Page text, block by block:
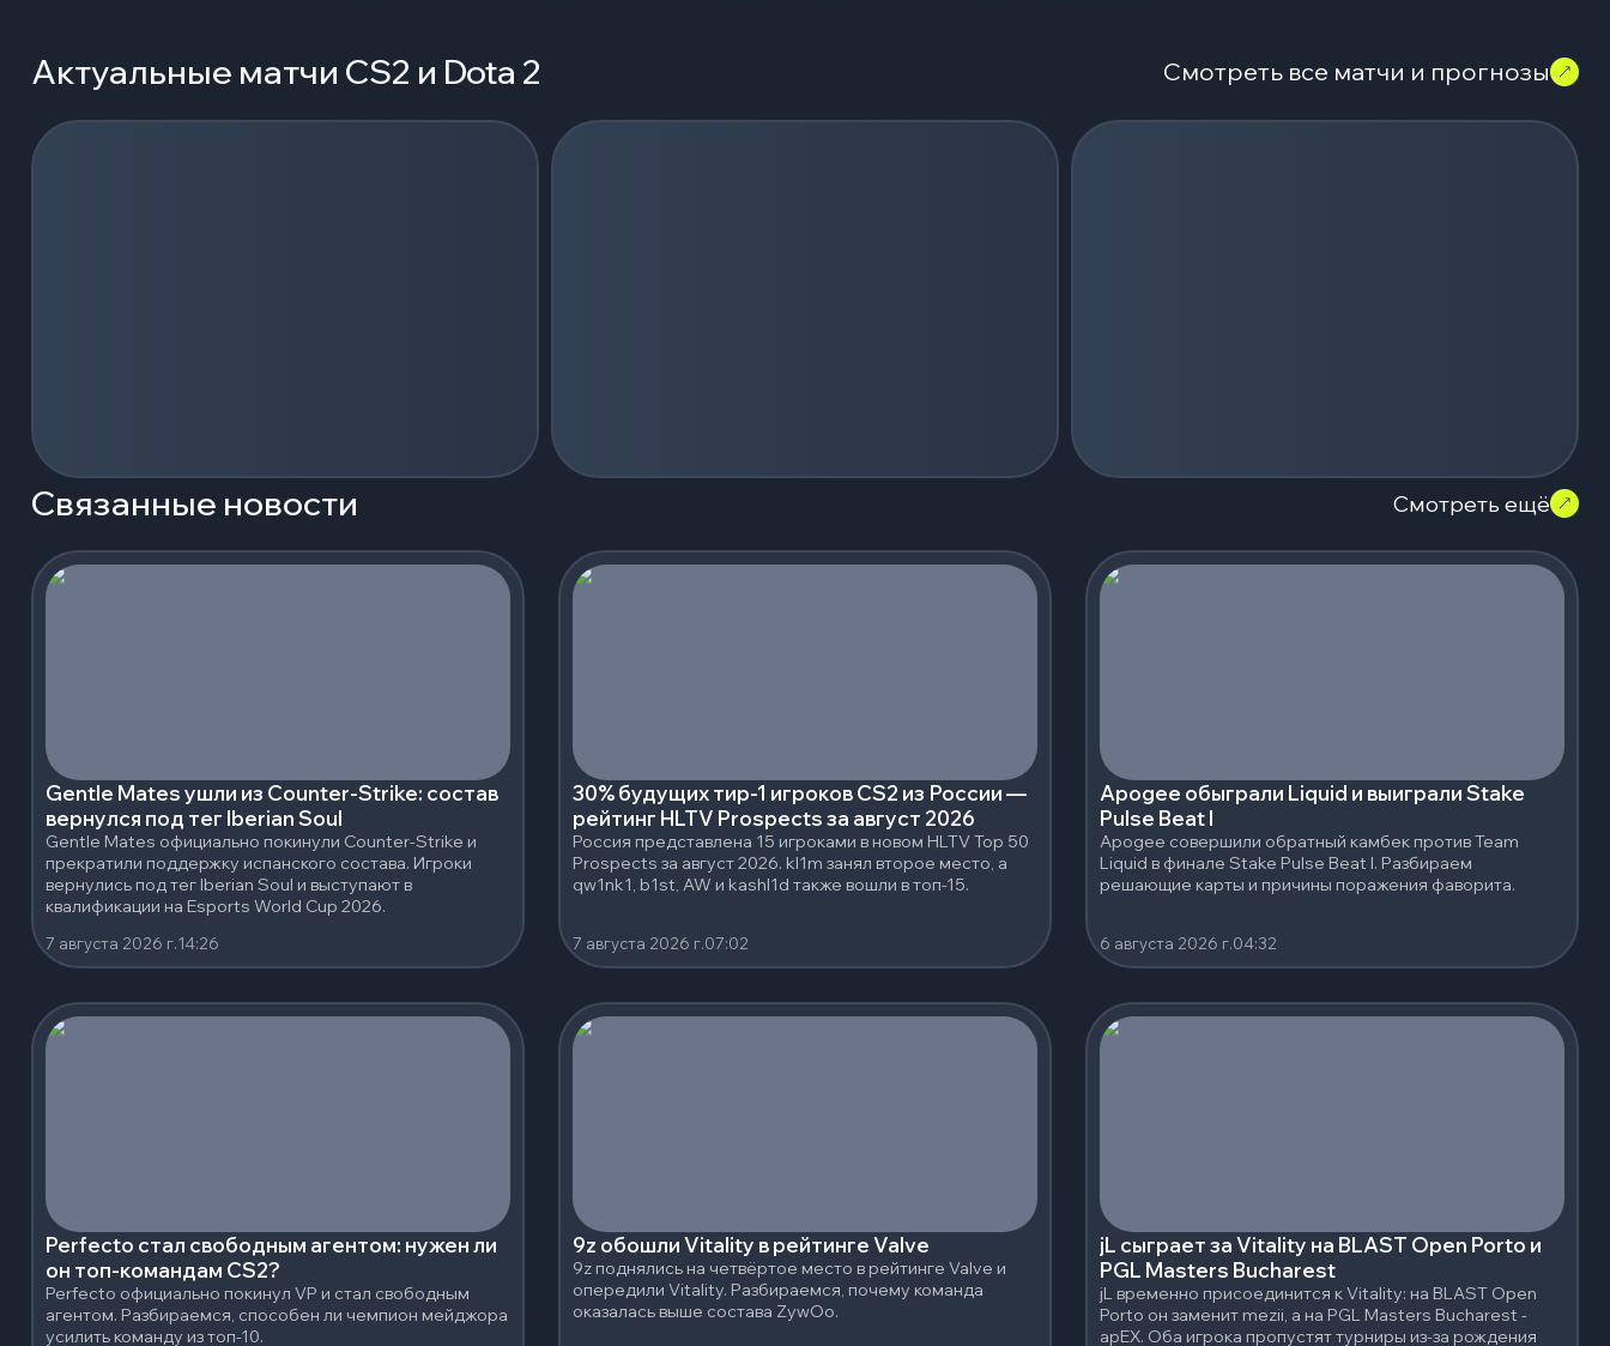
Актуальные матчи CS2 и Dota 2 Смотреть все матчи и прогнозы
Загрузка событий...
Связанные новости Смотреть ещё
Gentle Mates ушли из Counter-Strike: состав
вернулся под тег Iberian Soul
Gentle Mates официально покинули Counter-Strike и
прекратили поддержку испанского состава. Игроки
вернулись под тег Iberian Soul и выступают в
квалификации на Esports World Cup 2026.
7 августа 2026 г.14:26
30% будущих тир-1 игроков CS2 из России —
рейтинг HLTV Prospects за август 2026
Россия представлена 15 игроками в новом HLTV Top 50
Prospects за август 2026. kl1m занял второе место, а
qw1nk1, b1st, AW и kashl1d также вошли в топ-15.
7 августа 2026 г.07:02
Apogee обыграли Liquid и выиграли Stake
Pulse Beat I
Apogee совершили обратный камбек против Team
Liquid в финале Stake Pulse Beat I. Разбираем
решающие карты и причины поражения фаворита.
6 августа 2026 г.04:32
Perfecto стал свободным агентом: нужен ли
он топ-командам CS2?
Perfecto официально покинул VP и стал свободным
агентом. Разбираемся, способен ли чемпион мейджора
усилить команду из топ-10.
9z обошли Vitality в рейтинге Valve
9z поднялись на четвёртое место в рейтинге Valve и
опередили Vitality. Разбираемся, почему команда
оказалась выше состава ZywOo.
jL сыграет за Vitality на BLAST Open Porto и
PGL Masters Bucharest
jL временно присоединится к Vitality: на BLAST Open
Porto он заменит mezii, а на PGL Masters Bucharest -
apEX. Оба игрока пропустят турниры из-за рождения